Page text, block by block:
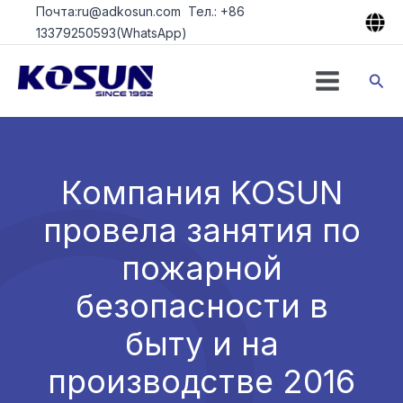
ПерейтиПочта:ru@adkosun.com Тел.: +86
13379250593(WhatsApp)
Компания KOSUN
провела занятия по
пожарной
безопасности в
быту и на
производстве 2016